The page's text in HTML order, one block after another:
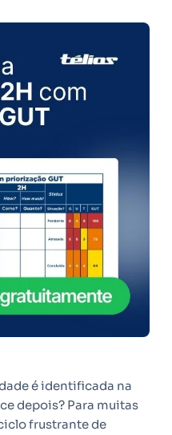
é identificada na
depois? Para muitas
frustrante de